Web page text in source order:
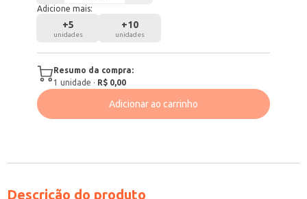
Adicione mais:
+5
unidades
+10
unidades
Resumo da compra:
1 unidade · R$ 0,00
Adicionar ao carrinho
Descrição do produto